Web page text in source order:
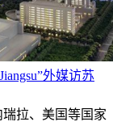
外媒访苏
拉、美国等国家